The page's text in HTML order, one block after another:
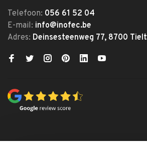
Telefoon: 056 61 52 04
E-mail: info@inofec.be
Adres: Deinsesteenweg 77, 8700 Tielt